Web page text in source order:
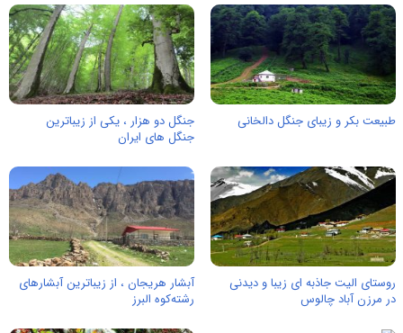
طبیعت بکر و زیبای جنگل دالخانی
جنگل دو هزار ، یکی از زیباترین
جنگل های ایران
روستای الیت جاذبه ای زیبا و دیدنی
در مرزن آباد چالوس
آبشار هریجان ، از زیباترین آبشارهای
رشته‌کوه البرز